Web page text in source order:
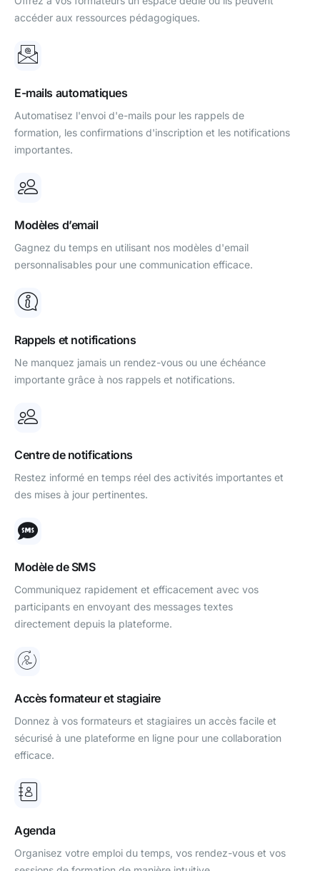
accéder aux ressources pédagogiques.
E-mails automatiques
Automatisez l'envoi d'e-mails pour les rappels de
formation, les confirmations d'inscription et les notifications
importantes.
Modèles d’email
Gagnez du temps en utilisant nos modèles d'email
personnalisables pour une communication efficace.
Rappels et notifications
Ne manquez jamais un rendez-vous ou une échéance
importante grâce à nos rappels et notifications.
Centre de notifications
Restez informé en temps réel des activités importantes et
des mises à jour pertinentes.
Modèle de SMS
Communiquez rapidement et efficacement avec vos
participants en envoyant des messages textes
directement depuis la plateforme.
Accès formateur et stagiaire
Donnez à vos formateurs et stagiaires un accès facile et
sécurisé à une plateforme en ligne pour une collaboration
efficace.
Agenda
Organisez votre emploi du temps, vos rendez-vous et vos